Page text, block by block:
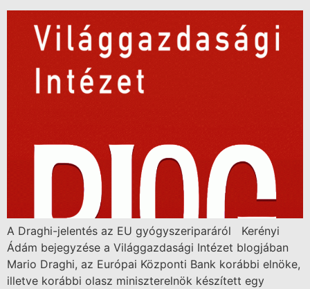
A Draghi-jelentés az EU gyógyszeriparáról Kerényi
Ádám bejegyzése a Világgazdasági Intézet blogjában
Mario Draghi, az Európai Központi Bank korábbi elnöke,
illetve korábbi olasz miniszterelnök készített egy